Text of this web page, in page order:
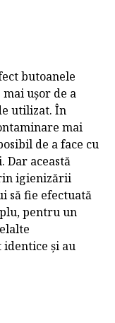
butoanele
ușor de a
utilizat. În
mai
de a face cu
Dar această
igienizării
să fie efectuată
pentru un
și au